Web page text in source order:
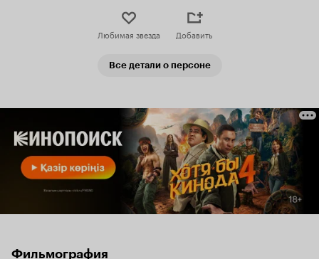
Любимая звезда Добавить
Все детали о персоне
Фильмография